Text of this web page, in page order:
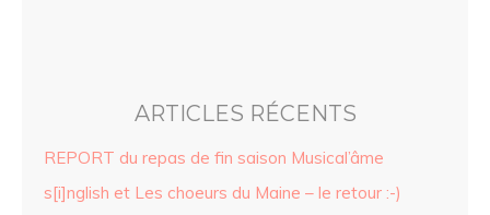
ARTICLES RÉCENTS
REPORT du repas de fin saison Musical’âme
s[i]nglish et Les choeurs du Maine – le retour :-)